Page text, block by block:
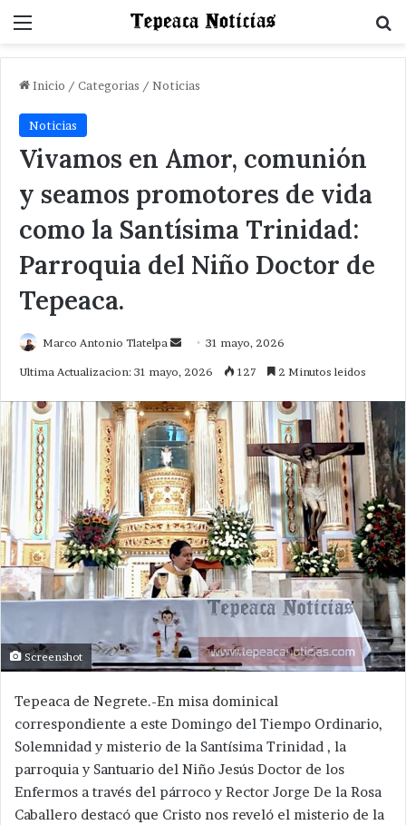
Menu
Inicio / Categorias / Noticias
Noticias
Vivamos en Amor, comunión
y seamos promotores de vida
como la Santísima Trinidad:
Parroquia del Niño Doctor de
Tepeaca.
Marco Antonio Tlatelpa
Send31 mayo, 2026
Ultima Actualizacion: 31 mayo, 2026 127 2 Minutos leidos
Screenshot
Tepeaca de Negrete.-En misa dominical
correspondiente a este Domingo del Tiempo Ordinario,
Solemnidad y misterio de la Santísima Trinidad , la
parroquia y Santuario del Niño Jesús Doctor de los
Enfermos a través del párroco y Rector Jorge De la Rosa
Caballero destacó que Cristo nos reveló el misterio de la